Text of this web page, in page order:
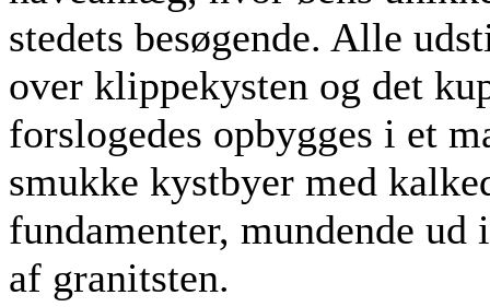
stedets besøgende. Alle
over klippekysten og det
forslogedes opbygges i et
smukke kystbyer med
fundamenter, mundende
af granitsten.